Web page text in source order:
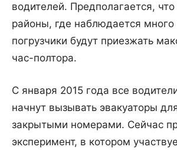
водителей. Предполагается,
районы, где наблюдается
погрузчики будут приезжать
час-полтора.
С января 2015 года все
начнут вызывать эвакуаторы
закрытыми номерами. Сейчас
эксперимент, в котором